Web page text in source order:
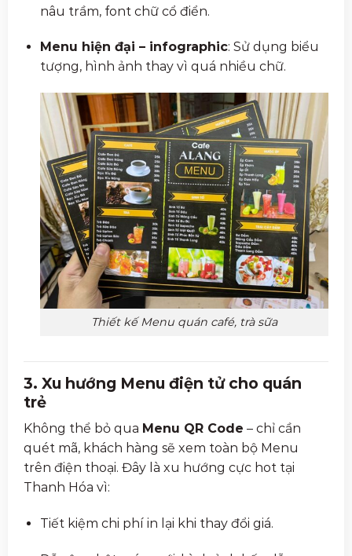
nâu trầm, font chữ cổ điển.
Menu hiện đại – infographic: Sử dụng biểu
tượng, hình ảnh thay vì quá nhiều chữ.
Thiết kế Menu quán café, trà sữa
3. Xu hướng Menu điện tử cho quán
trẻ
Không thể bỏ qua Menu QR Code – chỉ cần
quét mã, khách hàng sẽ xem toàn bộ Menu
trên điện thoại. Đây là xu hướng cực hot tại
Thanh Hóa vì:
Tiết kiệm chi phí in lại khi thay đổi giá.